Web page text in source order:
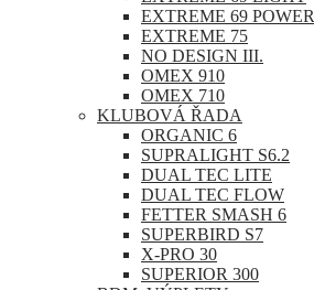
EXTREME 69 POWER
EXTREME 75
NO DESIGN III.
OMEX 910
OMEX 710
KLUBOVÁ ŘADA
ORGANIC 6
SUPRALIGHT S6.2
DUAL TEC LITE
DUAL TEC FLOW
FETTER SMASH 6
SUPERBIRD S7
X-PRO 30
SUPERIOR 300